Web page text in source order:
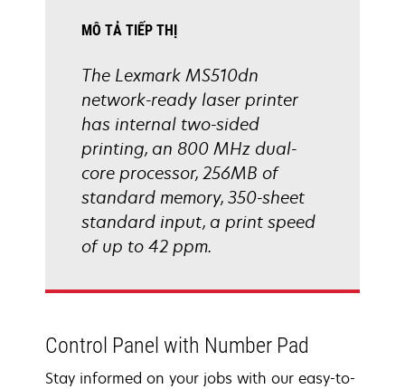
MÔ TẢ TIẾP THỊ
The Lexmark MS510dn
network-ready laser printer
has internal two-sided
printing, an 800 MHz dual-
core processor, 256MB of
standard memory, 350-sheet
standard input, a print speed
of up to 42 ppm.
Control Panel with Number Pad
Stay informed on your jobs with our easy-to-